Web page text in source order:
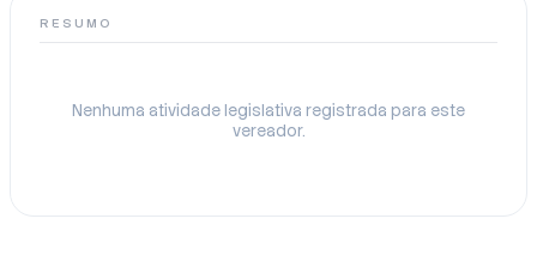
RESUMO
Nenhuma atividade legislativa registrada para este
vereador.